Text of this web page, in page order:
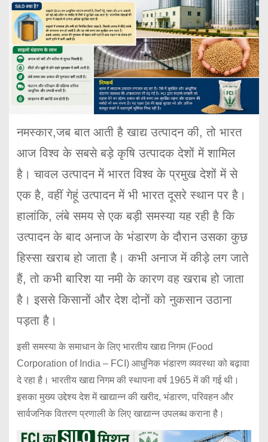
नमस्कार,जब बात आती है खाद्य उत्पादन की, तो भारत
आज विश्व के सबसे बड़े कृषि उत्पादक देशों में शामिल
है। चावल उत्पादन में भारत विश्व के प्रमुख देशों में से
एक है, वहीं गेहूं उत्पादन में भी भारत दूसरे स्थान पर है।
हालांकि, लंबे समय से एक बड़ी समस्या यह रही है कि
उत्पादन के बाद अनाज के भंडारण के दौरान उसका कुछ
हिस्सा खराब हो जाता है। कभी अनाज में कीड़े लग जाते
हैं, तो कभी बारिश या नमी के कारण वह खराब हो जाता
है। इससे किसानों और देश दोनों को नुकसान उठाना
पड़ता है।
इसी समस्या के समाधान के लिए भारतीय खाद्य निगम (Food
Corporation of India – FCI) आधुनिक भंडारण व्यवस्था को बढ़ावा
दे रहा है। भारतीय खाद्य निगम की स्थापना वर्ष 1965 में की गई थी।
इसका मुख्य उद्देश्य देश में खाद्यान्न की खरीद, भंडारण, परिवहन और
सार्वजनिक वितरण प्रणाली के लिए खाद्यान्न उपलब्ध कराना है।